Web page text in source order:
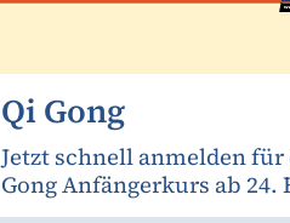
Qi Gong
Jetzt schnell anmelden für
Gong Anfängerkurs ab 24.